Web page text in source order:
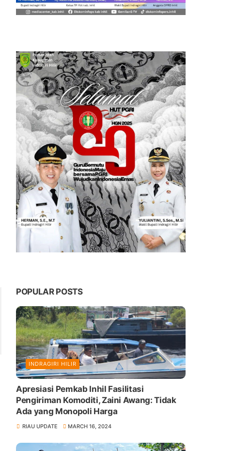
POPULAR POSTS
INDRAGIRI HILIR
Apresiasi Pemkab Inhil Fasilitasi
Pengiriman Komoditi, Zaini Awang: Tidak
Ada yang Monopoli Harga
RIAU UPDATE MARCH 16, 2024